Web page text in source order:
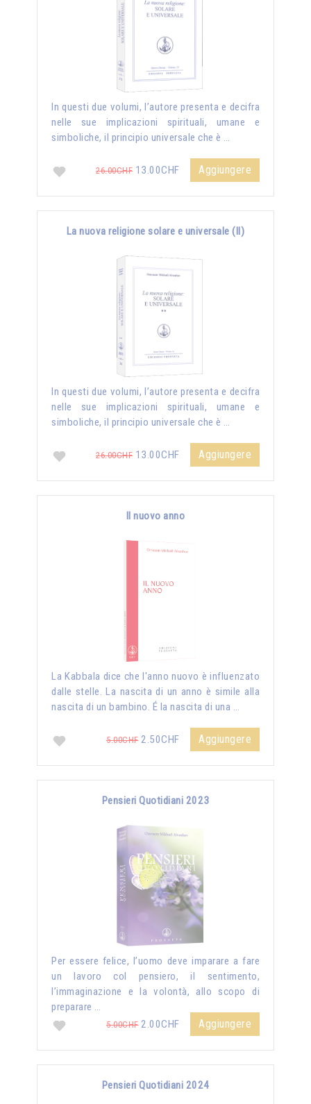
In questi due volumi, l’autore presenta e decifra
nelle sue implicazioni spirituali, umane e
simboliche, il principio universale che è …
26.00CHF 13.00CHF Aggiungere
La nuova religione solare e universale (II)
In questi due volumi, l’autore presenta e decifra
nelle sue implicazioni spirituali, umane e
simboliche, il principio universale che è …
26.00CHF 13.00CHF Aggiungere
Il nuovo anno
La Kabbala dice che l'anno nuovo è influenzato
dalle stelle. La nascita di un anno è simile alla
nascita di un bambino. É la nascita di una …
5.00CHF2.50CHF Aggiungere
Pensieri Quotidiani 2023
Per essere felice, l’uomo deve imparare a fare
un lavoro col pensiero, il sentimento,
l’immaginazione e la volontà, allo scopo di
preparare …
5.00CHF2.00CHF Aggiungere
Pensieri Quotidiani 2024